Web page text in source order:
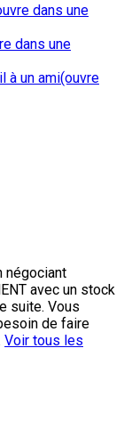
dans une
dans une
à un ami(ouvre
négociant
avec un stock
suite. Vous
de faire
Voir tous les